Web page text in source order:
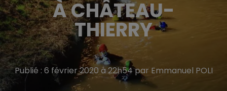
À CHÂTEAU-
THIERRY
Publié : 6 février 2020 à 22h54 par Emmanuel POLI